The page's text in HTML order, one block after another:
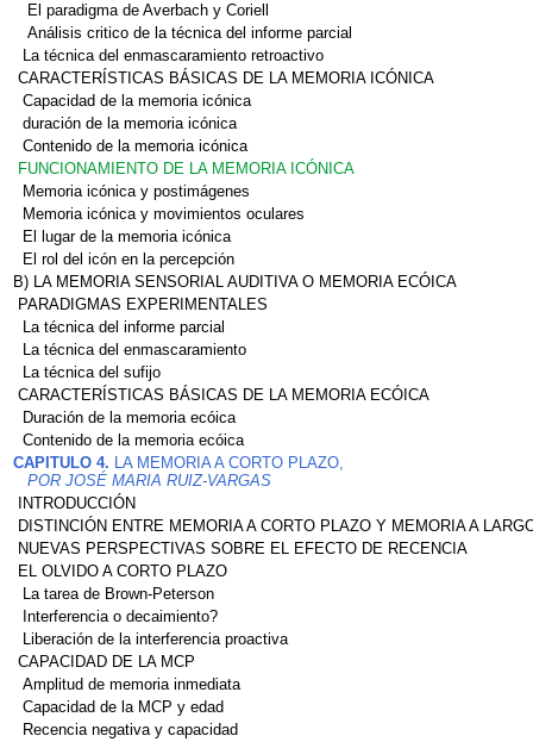
El paradigma de Averbach y Coriell
Análisis critico de la técnica del informe parcial
La técnica del enmascaramiento retroactivo
CARACTERÍSTICAS BÁSICAS DE LA MEMORIA ICÓNICA
Capacidad de la memoria icónica
duración de la memoria icónica
Contenido de la memoria icónica
FUNCIONAMIENTO DE LA MEMORIA ICÓNICA
Memoria icónica y postimágenes
Memoria icónica y movimientos oculares
El lugar de la memoria icónica
El rol del icón en la percepción
B) LA MEMORIA SENSORIAL AUDITIVA O MEMORIA ECÓICA
PARADIGMAS EXPERIMENTALES
La técnica del informe parcial
La técnica del enmascaramiento
La técnica del sufijo
CARACTERÍSTICAS BÁSICAS DE LA MEMORIA ECÓICA
Duración de la memoria ecóica
Contenido de la memoria ecóica
CAPITULO 4. LA MEMORIA A CORTO PLAZO,
POR JOSÉ MARIA RUIZ-VARGAS
INTRODUCCIÓN
DISTINCIÓN ENTRE MEMORIA A CORTO PLAZO Y MEMORIA A
NUEVAS PERSPECTIVAS SOBRE EL EFECTO DE RECENCIA
EL OLVIDO A CORTO PLAZO
La tarea de Brown-Peterson
Interferencia o decaimiento?
Liberación de la interferencia proactiva
CAPACIDAD DE LA MCP
Amplitud de memoria inmediata
Capacidad de la MCP y edad
Recencia negativa y capacidad